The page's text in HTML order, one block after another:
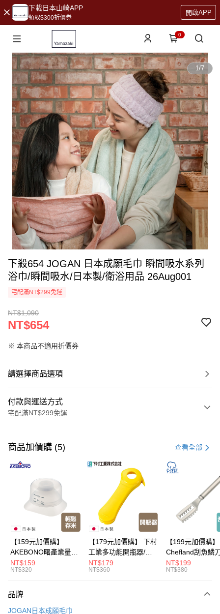
下載日本山崎APP
領取$300折價券
開啟APP
0
1/7
下殺654 JOGAN 日本成願毛巾 瞬間吸水系列
浴巾/瞬間吸水/日本製/衛浴用品 26Aug001
宅配滿NT$299免運
NT$1,090
NT$654
※ 本商品不適用折價券
請選擇商品選項
付款與運送方式
宅配滿NT$299免運
信用卡一次付款
超商取貨付款
LINE Pay
Apple Pay
Google Pay
全盈+PAY
大哥付你分期
【大哥付你分期使用說明】
商品加價購 (5) 查看全部
【159元加價購】
AKEBONO曙產業量米
杯漏斗組(白)/量米杯/
米桶/量米用具/任二件8
NT$159
NT$320
【179元加價購】 下村
工業多功能開瓶器/開
瓶器/餐廚用品/料理道
具/任二件8折
NT$179
NT$360
【199元加價購】
Chefland刮魚鱗
魚鱗器/廚房用品/
道具/任二件8折
NT$199
NT$380
品牌
JOGAN日本成願毛巾